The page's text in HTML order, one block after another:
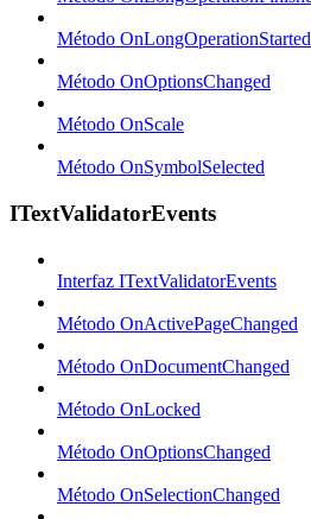
Método OnLongOperationStarted
Método OnOptionsChanged
Método OnScale
Método OnSymbolSelected
ITextValidatorEvents
Interfaz ITextValidatorEvents
Método OnActivePageChanged
Método OnDocumentChanged
Método OnLocked
Método OnOptionsChanged
Método OnSelectionChanged